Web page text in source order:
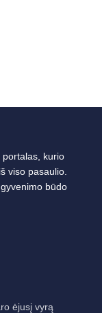
portalas, kurio
viso pasaulio.
būdo
ėjusį vyrą